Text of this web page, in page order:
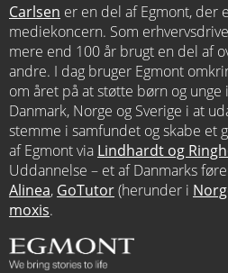
Carlsen er en del af Egmont, der
mediekoncern. Som
mere end 100 år brugt en del af
andre. I dag bruger Egmont
om året på at støtte børn og
Danmark, Norge og Sverige i at
stemme i samfundet og skabe et
af Egmont via Lindhardt og
Uddannelse – et af Danmarks
Alinea, GoTutor(herunder i
moxis.